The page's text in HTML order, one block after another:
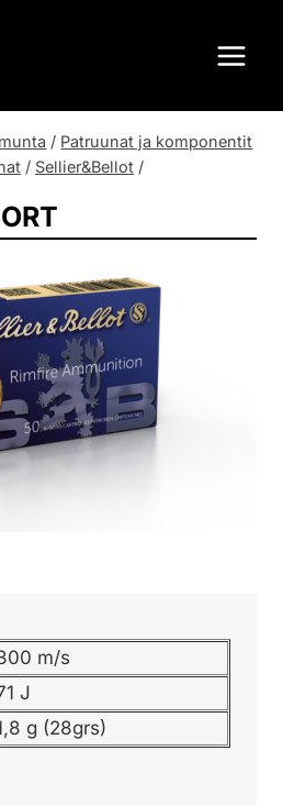
/ Patruunat ja komponentit
/ Sellier&Bellot /
m/s
J
g (28grs)